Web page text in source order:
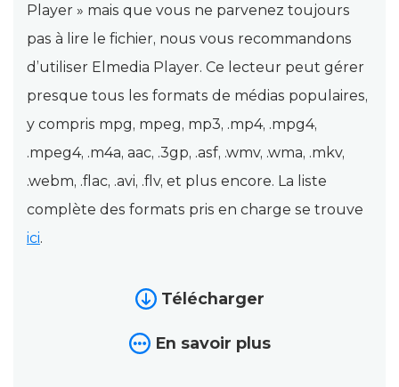
Player » mais que vous ne parvenez toujours
pas à lire le fichier, nous vous recommandons
d’utiliser Elmedia Player. Ce lecteur peut gérer
presque tous les formats de médias populaires,
y compris mpg, mpeg, mp3, .mp4, .mpg4,
.mpeg4, .m4a, aac, .3gp, .asf, .wmv, .wma, .mkv,
.webm, .flac, .avi, .flv, et plus encore. La liste
complète des formats pris en charge se trouve
ici.
Télécharger
En savoir plus